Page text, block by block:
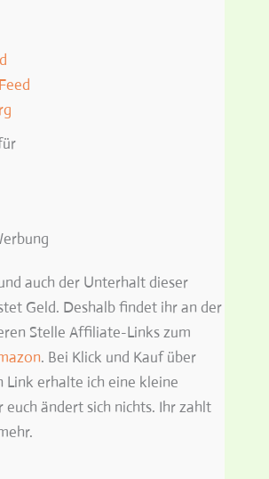
auch der Unterhalt dieser
Geld. Deshalb findet ihr an der
Stelle Affiliate-Links zum
. Bei Klick und Kauf über
Link erhalte ich eine kleine
euch ändert sich nichts. Ihr zahlt